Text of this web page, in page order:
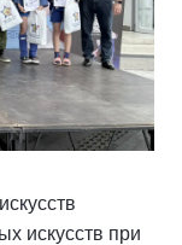
искусств при